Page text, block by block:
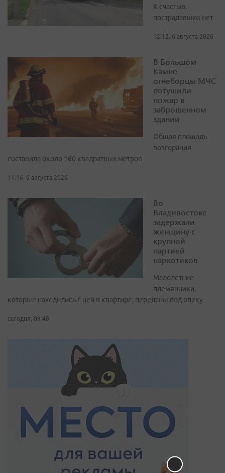
К счастью,
пострадавших нет
12:12, 6 августа 2026
В Большом
Камне
огнеборцы МЧС
потушили
пожар в
заброшенном
здании
Общая площадь
возгорания
составила около 160 квадратных метров
11:16, 6 августа 2026
Во
Владивостоке
задержали
женщину с
крупной
партией
наркотиков
Малолетние
племянники,
которые находились с ней в квартире, переданы под опеку
сегодня, 09:48